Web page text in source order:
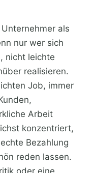
als
nur wer sich
nicht leichte
realisieren.
Job, immer
Arbeit
konzentriert,
Bezahlung
reden lassen.